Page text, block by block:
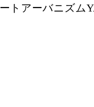
トアーバニズム